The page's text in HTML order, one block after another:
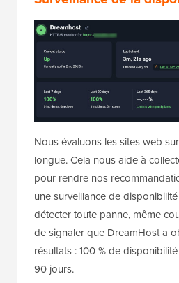
Nous évaluons les sites web
longue. Cela nous aide à
pour rendre nos
une surveillance de
détecter toute panne, même
de signaler que DreamHost a
résultats : 100 % de
90 jours.